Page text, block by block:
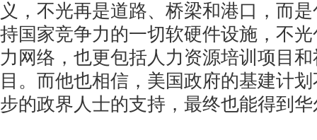
义，不光再是道路、桥梁和港口，而
持国家竞争力的一切软硬件设施，不
力网络，也更包括人力资源培训项目
目。而他也相信，美国政府的基建计
步的政界人士的支持，最终也能得到